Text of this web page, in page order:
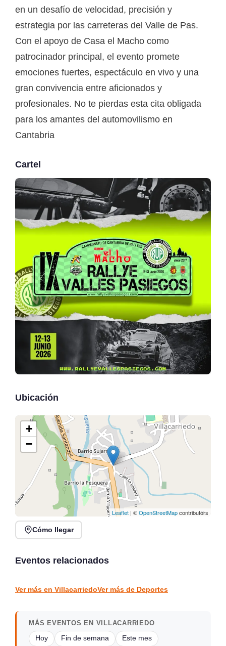
en un desafío de velocidad, precisión y
estrategia por las carreteras del Valle de Pas.
Con el apoyo de Casa el Macho como
patrocinador principal, el evento promete
emociones fuertes, espectáculo en vivo y una
gran convivencia entre aficionados y
profesionales. No te pierdas esta cita obligada
para los amantes del automovilismo en
Cantabria
Cartel
Ubicación
+
−
Leaflet | ©OpenStreetMapcontributors
Cómo llegar
Eventos relacionados
V Acuatlón Marina de
Marina de Cudeyo
Ver más en VillacarriedoVer más de Deportes
MÁS EVENTOS EN VILLACARRIEDO
Hoy Fin de semana Este mes